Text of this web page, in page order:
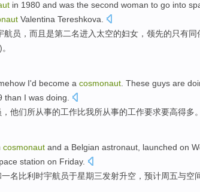
in 1980 and was the second woman to go into
Valentina Tereshkova.
航员 ， 而且 是第二名进入太空的妇女 ， 领先的只有同
)。
I'd become a cosmonaut These guys are
than I was doing.
， 他们所从事的工作比我所从事的工作要求要高得多。
cosmonaut and a Belgian astronaut launched on
station on Friday.
一名比利时宇航员于星期三发射升空， 预计周五与空